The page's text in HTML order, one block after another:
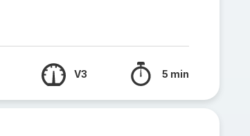
V3 5 min